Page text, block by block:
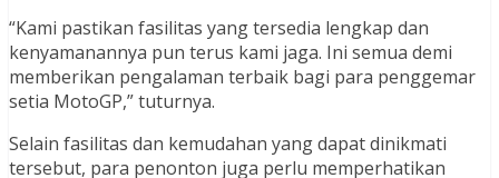
“Kami pastikan fasilitas yang tersedia lengkap dan
kenyamanannya pun terus kami jaga. Ini semua demi
memberikan pengalaman terbaik bagi para penggemar
setia MotoGP,” tuturnya.
Selain fasilitas dan kemudahan yang dapat dinikmati
tersebut, para penonton juga perlu memperhatikan